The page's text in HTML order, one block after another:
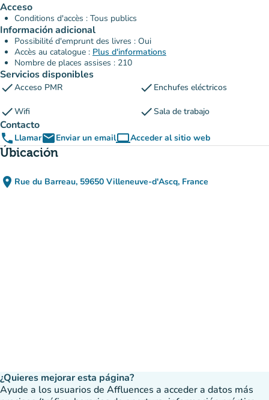
Acceso
Conditions d'accès : Tous publics
Información adicional
Possibilité d'emprunt des livres : Oui
Accès au catalogue : Plus d'informations
Nombre de places assises : 210
Servicios disponibles
checkAcceso PMR check Enchufes eléctricos
checkWifi checkSala de trabajo
Contacto
phone LlamaremailEnviar un emailcomputerAcceder al sitio web
(nueva pestaña)
Úbicación
place Rue du Barreau, 59650 Villeneuve-d'Ascq, France
(abrir en Google Maps)
(nueva pestaña)
¿Quieres mejorar esta página?
Ayude a los usuarios de Affluences a acceder a datos más